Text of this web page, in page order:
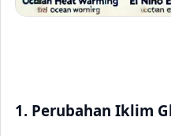
1. Perubahan Iklim